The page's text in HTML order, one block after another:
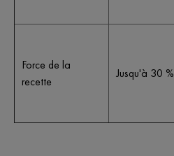
Force de la
recette
Jusqu'à 30 %